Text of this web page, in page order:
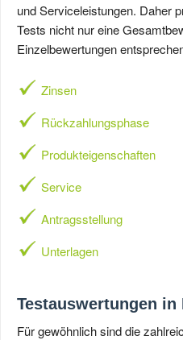
und Serviceleistungen. Daher
Tests nicht nur eine
Einzelbewertungen
Zinsen
Rückzahlungsphase
Produkteigenschaften
Service
Antragsstellung
Unterlagen
Testauswertungen in
Für gewöhnlich sind die